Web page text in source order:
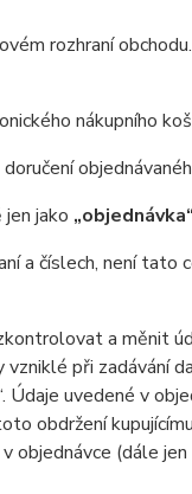
rozhraní
nákupního
jako „objednávka“
a číslech, není tato
a měnit
při zadávání
uvedené v
obdržení
objednávce (dále jen